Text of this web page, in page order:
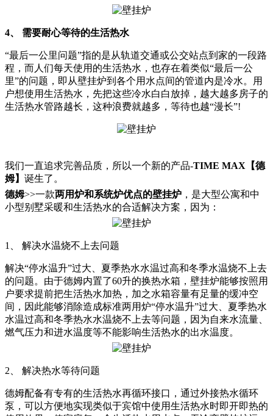
4、 需要耐心等待的生活热水
“最后一公里问题”指的是从轨道交通或公交站点到家的一段路
程，而人们每天使用的生活热水，也存在着类似“最后一公
里”的问题，即从壁挂炉到各个用水点间的管道内是冷水。用
户想使用生活热水，先把这些冷水白白放掉，越大越多房子的
生活热水管路越长，这种浪费就越多，等待也越“漫长”!
我们一直追求完善品质，所以一个新的产品-TIME MAX【德
姆】 诞生了。
德姆>>一款两用炉和系统炉优点的壁挂炉 ，是大型公寓和中
小型别墅采暖和生活热水的合适解决方案，因为：
1、 解决水温烧不上去问题
解决“停水温升”过大、夏季热水水温过高和冬季水温烧不上去
的问题。由于德姆内置了60升的换热水箱，壁挂炉能够按照用
户要求提前把生活热水加热，加之水箱容量有足量的缓冲空
间，因此能够消除造成标准两用炉“停水温升”过大、夏季热水
水温过高和冬季热水水温烧不上去等问题，因为自来水流量、
燃气压力和进水温度等不能影响生活热水的出水温度。
2、 解决热水等待问题
德姆配备有专有的生活热水再循环接口，通过外接热水循环
泵，可以方便地实现类似于宾馆中使用生活热水时即开即热的